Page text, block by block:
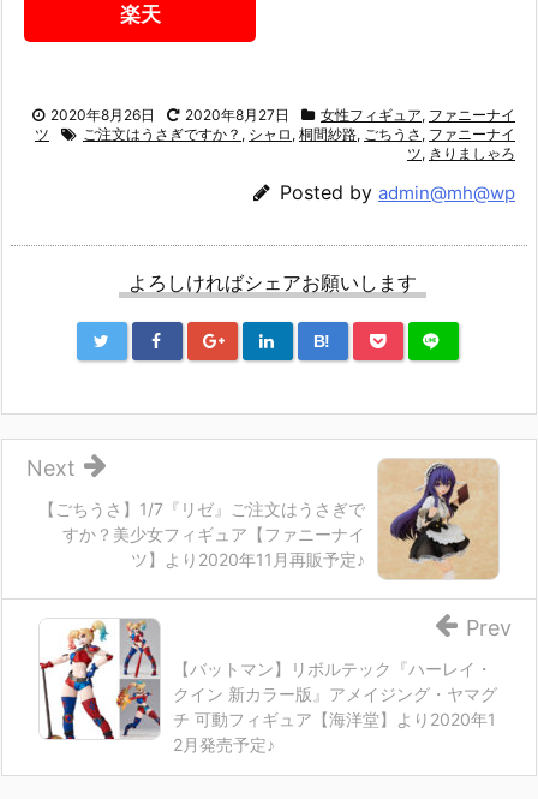
楽天
2020年8月26日 2020年8月27日 女性フィギュア, ファニーナイ
ツ
ご注文はうさぎですか？ , シャロ , 桐間紗路, ごちうさ , ファニーナイ
ツ, きりましゃろ
Posted by admin@mh@wp
よろしければシェアお願いします
B!
【ごちうさ】1/7『リゼ』ご注文はうさぎで
すか？美少女フィギュア【ファニーナイ
ツ】より2020年11月再販予定♪
Next
【バットマン】リボルテック『ハーレイ・
クイン 新カラー版』アメイジング・ヤマグ
チ 可動フィギュア【海洋堂】より2020年1
2月発売予定♪
Prev